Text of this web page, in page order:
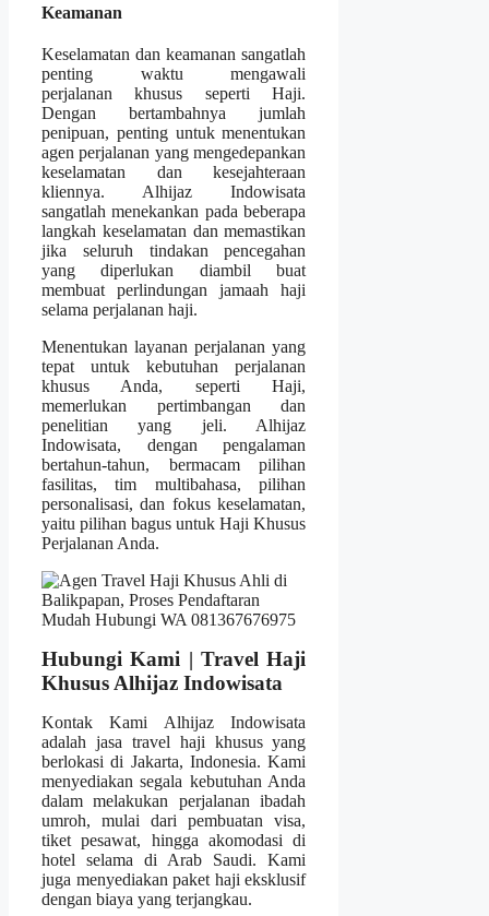
Keamanan
Keselamatan dan keamanan sangatlah
penting waktu mengawali
perjalanan khusus seperti Haji.
Dengan bertambahnya jumlah
penipuan, penting untuk menentukan
agen perjalanan yang mengedepankan
keselamatan dan kesejahteraan
kliennya. Alhijaz Indowisata
sangatlah menekankan pada beberapa
langkah keselamatan dan memastikan
jika seluruh tindakan pencegahan
yang diperlukan diambil buat
membuat perlindungan jamaah haji
selama perjalanan haji.
Menentukan layanan perjalanan yang
tepat untuk kebutuhan perjalanan
khusus Anda, seperti Haji,
memerlukan pertimbangan dan
penelitian yang jeli. Alhijaz
Indowisata, dengan pengalaman
bertahun-tahun, bermacam pilihan
fasilitas, tim multibahasa, pilihan
personalisasi, dan fokus keselamatan,
yaitu pilihan bagus untuk Haji Khusus
Perjalanan Anda.
Hubungi Kami | Travel Haji
Khusus Alhijaz Indowisata
Kontak Kami Alhijaz Indowisata
adalah jasa travel haji khusus yang
berlokasi di Jakarta, Indonesia. Kami
menyediakan segala kebutuhan Anda
dalam melakukan perjalanan ibadah
umroh, mulai dari pembuatan visa,
tiket pesawat, hingga akomodasi di
hotel selama di Arab Saudi. Kami
juga menyediakan paket haji eksklusif
dengan biaya yang terjangkau.